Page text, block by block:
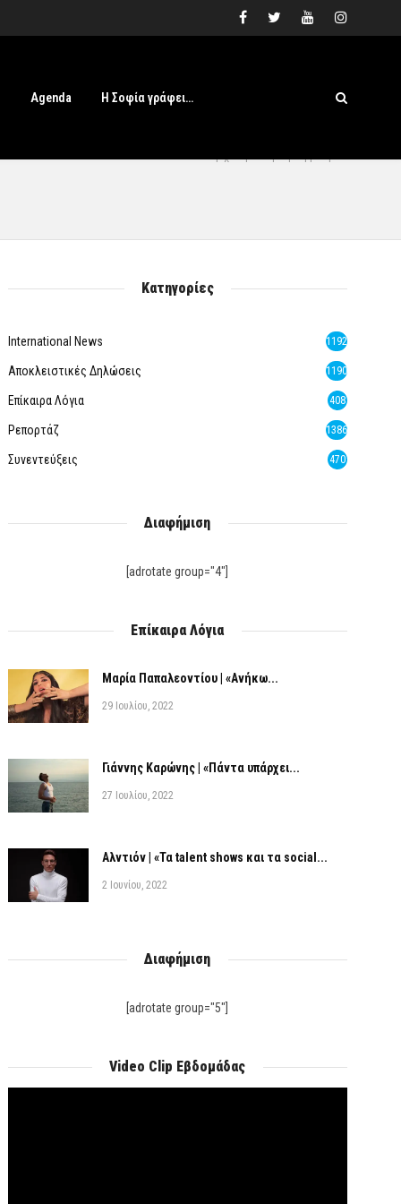
Agenda Η Σοφία γράφει…
Κατηγορίες
International News 1192
Αποκλειστικές Δηλώσεις 1190
Επίκαιρα Λόγια 408
Ρεπορτάζ 1386
Συνεντεύξεις 470
Διαφήμιση
[adrotate group="4"]
Επίκαιρα Λόγια
Μαρία Παπαλεοντίου | «Ανήκω...
29 Ιουλίου, 2022
Γιάννης Καρώνης | «Πάντα υπάρχει...
27 Ιουλίου, 2022
Αλντιόν | «Τα talent shows και τα social...
2 Ιουνίου, 2022
Διαφήμιση
[adrotate group="5"]
Video Clip Εβδομάδας